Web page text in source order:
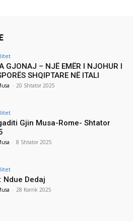
GJONAJ – NJË EMËR I NJOHUR I
SHQIPTARE NË ITALI
- 20 Shtator 2025
Gjin Musa-Rome- Shtator
- 8 Shtator 2025
Ndue Dedaj
- 28 Korrik 2025